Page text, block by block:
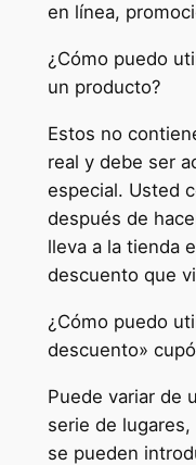
en línea,
¿Cómo puedo
un producto?
Estos no
real y debe ser
especial. Usted
después de
lleva a la tienda
descuento que
¿Cómo puedo
descuento»
Puede variar de
serie de
se pueden